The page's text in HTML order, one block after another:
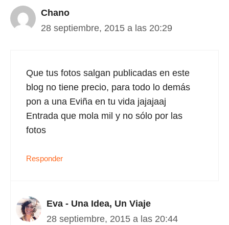
Chano
28 septiembre, 2015 a las 20:29
Que tus fotos salgan publicadas en este
blog no tiene precio, para todo lo demás
pon a una Eviña en tu vida jajajaaj
Entrada que mola mil y no sólo por las
fotos
Responder
Eva - Una Idea, Un Viaje
28 septiembre, 2015 a las 20:44